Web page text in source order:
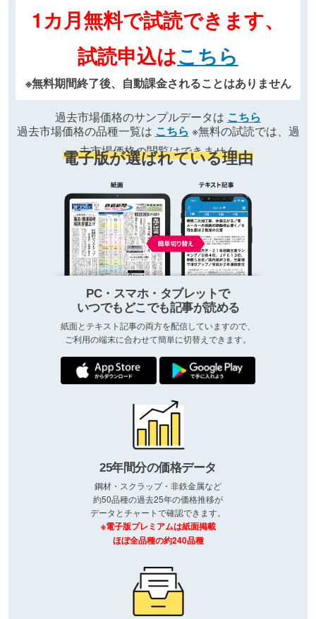
1カ月無料で試読できます、
試読申込はこちら
※無料期間終了後、自動課金されることはありません
過去市場価格のサンプルデータは こちら
過去市場価格の品種一覧は こちら ※無料の試読では、過
去市場価格の閲覧はできません
電子版が選ばれている理由
PC・スマホ・タブレットで
いつでもどこでも記事が読める
紙面とテキスト記事の両方を配信していますので、
ご利用の端末に合わせて簡単に切替えできます。
25年間分の価格データ
鋼材・スクラップ・非鉄金属など
約50品種の過去25年の価格推移が
データとチャートで確認できます。
※電子版プレミアムは紙面掲載
ほぼ全品種の約240品種